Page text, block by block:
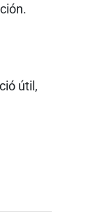
útil,